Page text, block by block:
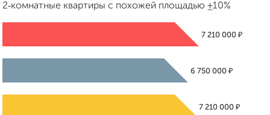
2‑комнатные квартиры с похожей площадью ±10%
7 210 000 ₽
6 750 000₽
7 210 000 ₽